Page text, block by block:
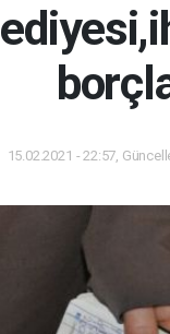
15.02.2021 - 22:57,